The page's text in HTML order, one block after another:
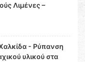
Λιμένες –
- Ρύπανση
υλικού στα